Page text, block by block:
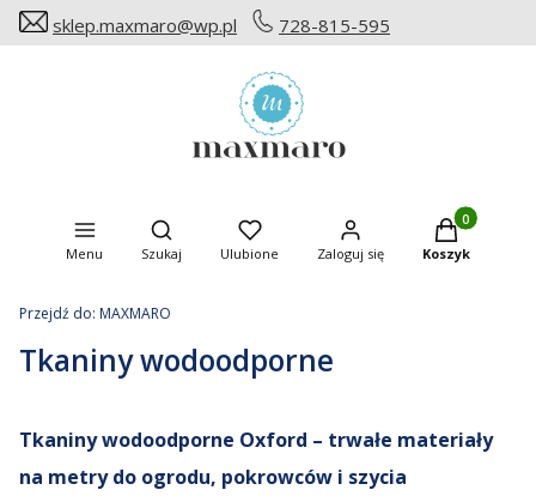
sklep.maxmaro@wp.pl 728-815-595
Menu
Otwórz wyszukiwarkę
Szukaj Ulubione Zaloguj się
Produkty w
Koszyk
Przejdź do: MAXMARO
Tkaniny wodoodporne
Tkaniny wodoodporne Oxford – trwałe materiały
na metry do ogrodu, pokrowców i szycia